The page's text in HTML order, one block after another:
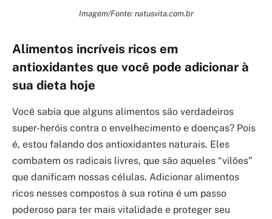
Imagem/Fonte: natusvita.com.br
Alimentos incríveis ricos em
antioxidantes que você pode adicionar à
sua dieta hoje
Você sabia que alguns alimentos são verdadeiros
super-heróis contra o envelhecimento e doenças? Pois
é, estou falando dos antioxidantes naturais. Eles
combatem os radicais livres, que são aqueles “vilões”
que danificam nossas células. Adicionar alimentos
ricos nesses compostos à sua rotina é um passo
poderoso para ter mais vitalidade e proteger seu